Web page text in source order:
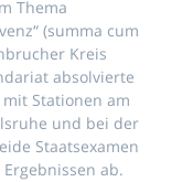
Thema
(summa cum
Kreis
absolvierte
Stationen am
und bei der
Staatsexamen
ab.